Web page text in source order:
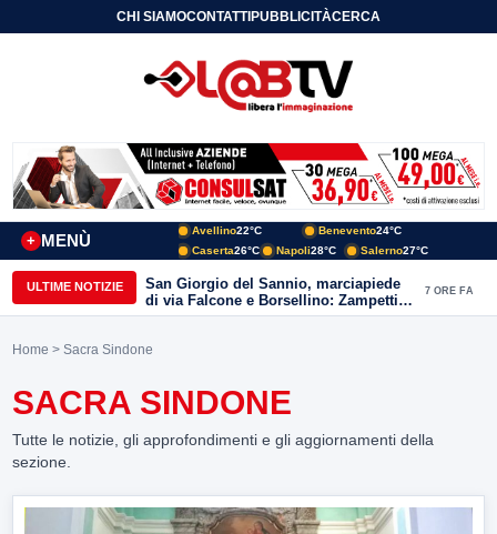
CHI SIAMOCONTATTIPUBBLICITÀCERCA
MENÙ
+
Avellino22°C Benevento24°C
Caserta26°C Napoli28°C Salerno27°C
ULTIME NOTIZIE
San Giorgio del Sannio, marciapiede
di via Falcone e Borsellino: Zampetti e
Lombardi replicano alle polemiche
7 ORE FA
Home > Sacra Sindone
SACRA SINDONE
Tutte le notizie, gli approfondimenti e gli aggiornamenti della
sezione.